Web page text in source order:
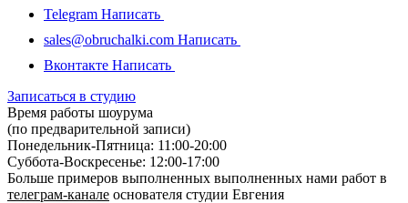
Telegram Написать
sales@obruchalki.com Написать
Вконтакте Написать
Записаться в студию
Время работы шоурума
(по предварительной записи)
Понедельник-Пятница: 11:00-20:00
Суббота-Bоcкресенье: 12:00-17:00
Больше примеров выполненных выполненных нами работ в
телеграм-канале основателя студии Евгения